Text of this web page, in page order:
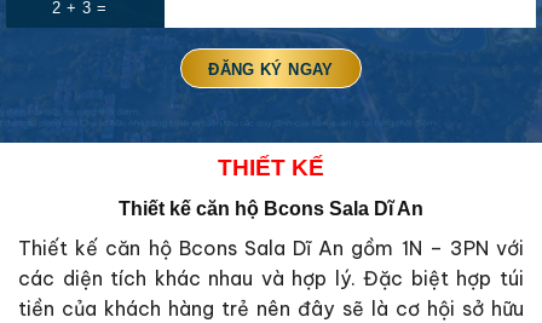
2 + 3 =
THIẾT KẾ
Thiết kế căn hộ Bcons Sala Dĩ An
Thiết kế căn hộ Bcons Sala Dĩ An gồm 1N – 3PN với
các diện tích khác nhau và hợp lý. Đặc biệt hợp túi
tiền của khách hàng trẻ nên đây sẽ là cơ hội sở hữu